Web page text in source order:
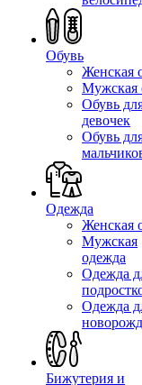
Обувь
Женская
Мужская
Обувь
девочек
Обувь
Одежда
Женская
Мужская
одежда
Одежда
Одежда
Бижутерия и